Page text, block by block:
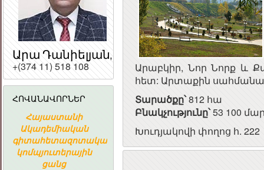
Արա Դանիելյան,
+(374 11) 518 108
ՀՈՎԱՆԱՎՈՐՆԵՐ
Հայաստանի
Ակադեմիական
գիտահետազոտական
կոմպյուտերային
ցանց
«ԱՐՄԻՆԿՈ»
ՀԱՅԿԱԿԱՆ
ՏԵՂԵԿԱՏՎԱԿԱՆ
ԸՆԿԵՐՈՒԹՅՈՒՆ
Արաբկիր, Նոր Նորք և
հետ: Արտաքին
Տարածքը՝812 հա
Բնակչությունը՝53 100
Խուդյակովի փողոց հ. 222
ՀԱՅԱՍՏԱՆԻ
ՀԱՆՐԱՅԻՆ
ԽՈՐՀՈՒՐԴ